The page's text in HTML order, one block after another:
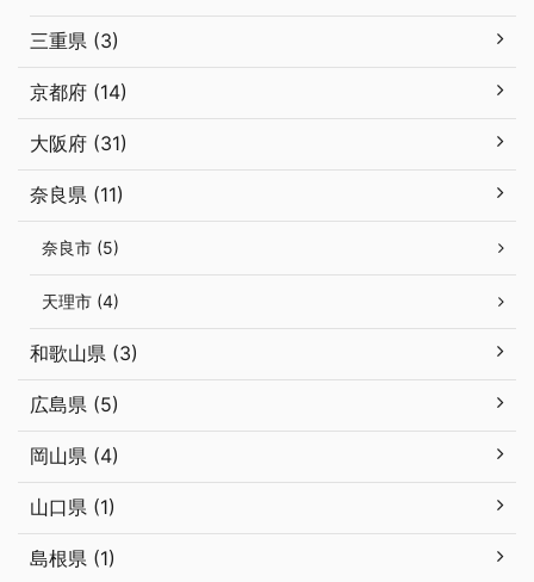
三重県 (3)
京都府 (14)
大阪府 (31)
奈良県 (11)
奈良市 (5)
天理市 (4)
和歌山県 (3)
広島県 (5)
岡山県 (4)
山口県 (1)
島根県 (1)